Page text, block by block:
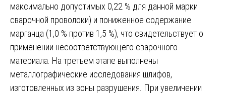
максимально допустимых 0,22 % для данной марки
сварочной проволоки) и пониженное содержание
марганца (1,0 % против 1,5 %), что свидетельствует о
применении несоответствующего сварочного
материала. На третьем этапе выполнены
металлографические исследования шлифов,
изготовленных из зоны разрушения. При увеличении